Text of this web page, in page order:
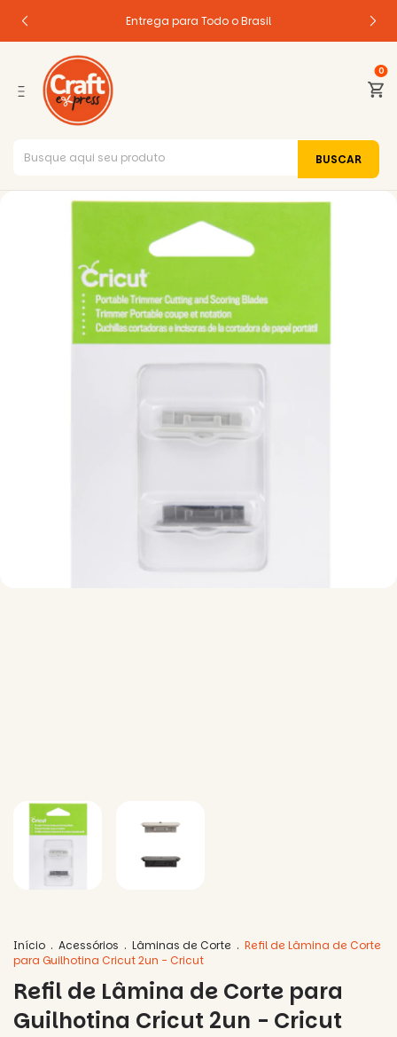
Entrega para Todo o Brasil
0
Início . Acessórios . Lâminas de Corte . Refil de Lâmina de Corte
para Guilhotina Cricut 2un - Cricut
Refil de Lâmina de Corte para
Guilhotina Cricut 2un - Cricut